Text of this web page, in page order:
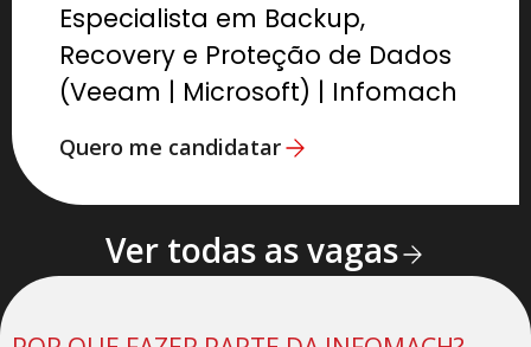
Especialista em Backup,
Recovery e Proteção de Dados
(Veeam | Microsoft) | Infomach
Quero me candidatar
Ver todas as vagas